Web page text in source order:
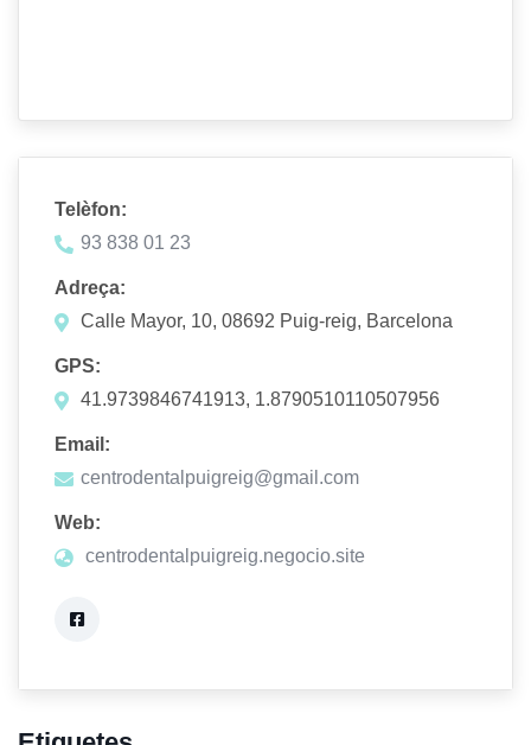
Telèfon:
93 838 01 23
Adreça:
Calle Mayor, 10, 08692 Puig-reig, Barcelona
GPS:
41.9739846741913, 1.8790510110507956
Email:
centrodentalpuigreig@gmail.com
Web:
centrodentalpuigreig.negocio.site